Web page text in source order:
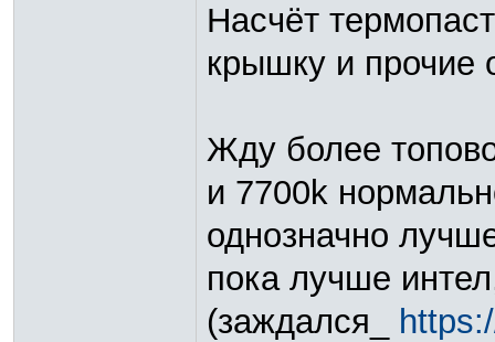
Насчёт
крышку и прочие
Жду более
и 7700k
однозначно
пока лучше
(заждался_